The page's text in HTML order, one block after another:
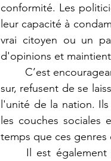
conformité. Les
leur capacité à
vrai citoyen ou un
d'opinions et
C’est
sur, refusent de se
l'unité de la nation.
les couches
temps que ces
Il est